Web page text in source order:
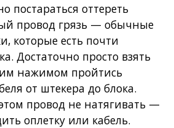
постараться оттереть
провод грязь — обычные
которые есть почти
Достаточно просто взять
нажимом пройтись
от штекера до блока.
провод не натягивать —
оплетку или кабель.